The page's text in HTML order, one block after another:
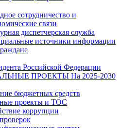
сотрудничество и
связи
диспетчерская служба
источники информации
Российской Федерации
ПРОЕКТЫ На 2025-2030
бюджетных средств
проекты и ТОС
коррупции